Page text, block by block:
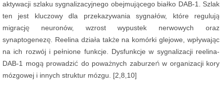
aktywacji szlaku sygnalizacyjnego obejmującego białko DAB-1. Szlak
ten jest kluczowy dla przekazywania sygnałów, które regulują
migrację neuronów, wzrost wypustek nerwowych oraz
synaptogenezę. Reelina działa także na komórki glejowe, wpływając
na ich rozwój i pełnione funkcje. Dysfunkcje w sygnalizacji reelina-
DAB-1 mogą prowadzić do poważnych zaburzeń w organizacji kory
mózgowej i innych struktur mózgu. [2,8,10]